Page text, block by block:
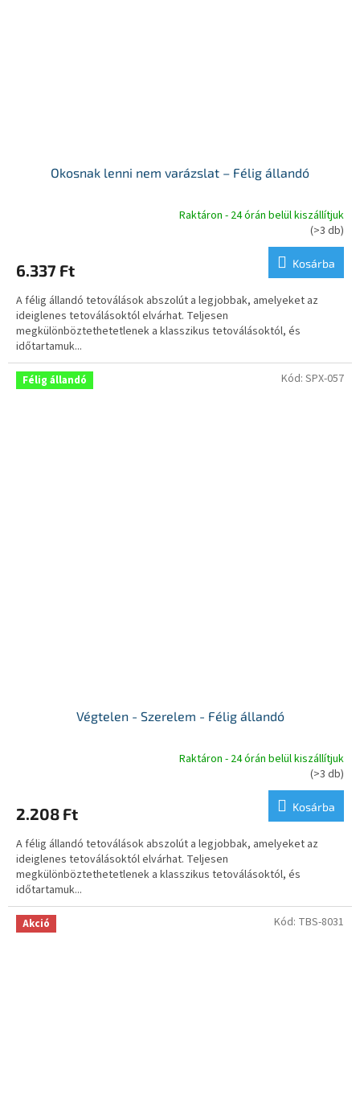
Okosnak lenni nem varázslat – Félig állandó
értékelése
ből
4,0
csillag.
Raktáron - 24 órán belül kiszállítjuk
(>3 db)
6.337 Ft Kosárba
A félig állandó tetoválások abszolút a legjobbak, amelyeket az
ideiglenes tetoválásoktól elvárhat. Teljesen
megkülönböztethetetlenek a klasszikus tetoválásoktól, és
időtartamuk...
Félig állandó
Végtelen - Szerelem - Félig állandó
értékelése
ből
5,0
csillag.
Raktáron - 24 órán belül kiszállítjuk
(>3 db)
2.208 Ft Kosárba
A félig állandó tetoválások abszolút a legjobbak, amelyeket az
ideiglenes tetoválásoktól elvárhat. Teljesen
megkülönböztethetetlenek a klasszikus tetoválásoktól, és
időtartamuk...
Kód: SPX-057
Akció Kód: TBS-8031